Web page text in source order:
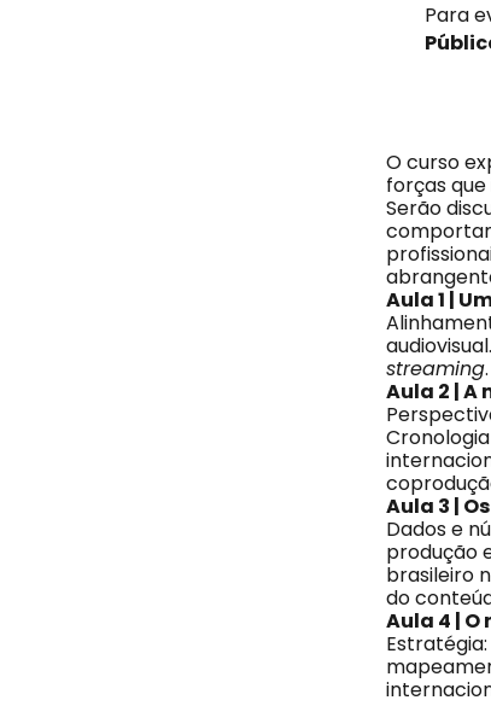
Para
O curso
forças
Serão
Aula 1 |
streaming.
Aula 2 |
Aula 3 |
Dados e
produção
brasileiro
do
Aula 4 |